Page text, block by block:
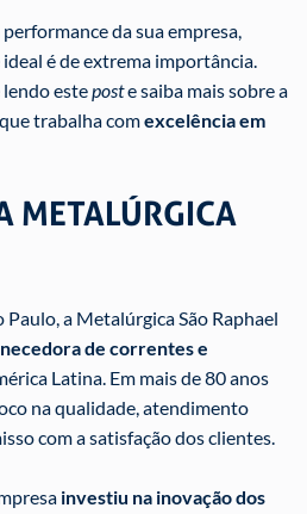
da sua empresa,
é de extrema importância.
esteposte saiba mais sobre a
trabalha comexcelência em
METALÚRGICA
Paulo, a Metalúrgica São Raphael
de correntes e
Latina. Em mais de 80 anos
na qualidade, atendimento
com a satisfação dos clientes.
investiu na inovação dos